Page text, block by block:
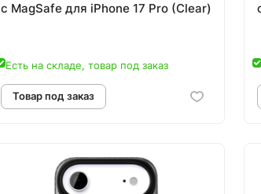
c MagSafe для iPhone 17 Pro (Clear)
Есть на складе, товар под заказ